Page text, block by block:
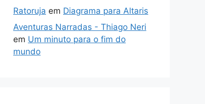
Ratoruja em Diagrama para Altaris
Aventuras Narradas - Thiago Neri
em Um minuto para o fim do
mundo